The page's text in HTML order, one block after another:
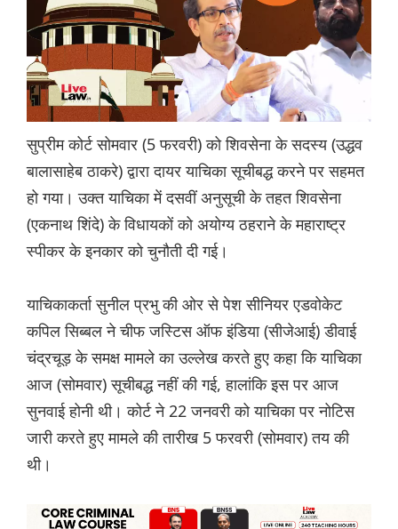
सुप्रीम कोर्ट सोमवार (5 फरवरी) को शिवसेना के सदस्य (उद्धव
बालासाहेब ठाकरे) द्वारा दायर याचिका सूचीबद्ध करने पर सहमत
हो गया। उक्त याचिका में दसवीं अनुसूची के तहत शिवसेना
(एकनाथ शिंदे) के विधायकों को अयोग्य ठहराने के महाराष्ट्र
स्पीकर के इनकार को चुनौती दी गई।
याचिकाकर्ता सुनील प्रभु की ओर से पेश सीनियर एडवोकेट
कपिल सिब्बल ने चीफ जस्टिस ऑफ इंडिया (सीजेआई) डीवाई
चंद्रचूड़ के समक्ष मामले का उल्लेख करते हुए कहा कि याचिका
आज (सोमवार) सूचीबद्ध नहीं की गई, हालांकि इस पर आज
सुनवाई होनी थी। कोर्ट ने 22 जनवरी को याचिका पर नोटिस
जारी करते हुए मामले की तारीख 5 फरवरी (सोमवार) तय की
थी।